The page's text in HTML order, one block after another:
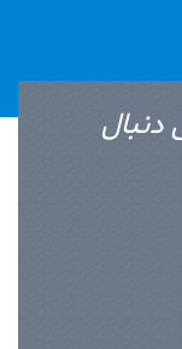
دنبال